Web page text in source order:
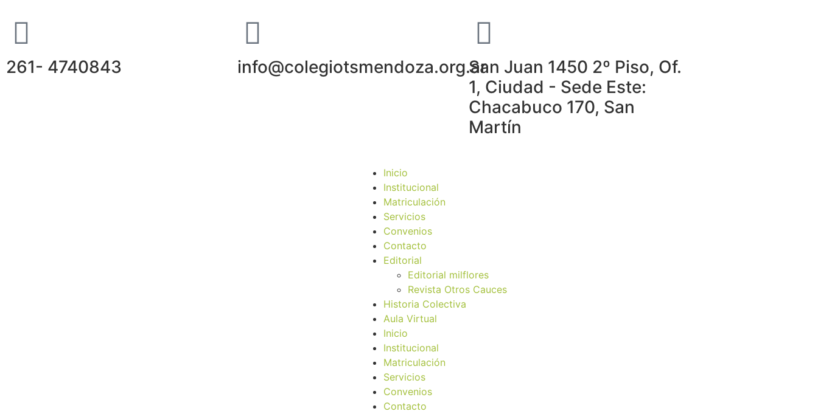
261- 4740843 info@colegiotsmendoza.org.arSan Juan 1450 2º Piso, Of.
1, Ciudad - Sede Este:
Chacabuco 170, San
Martín
Inicio
Institucional
Matriculación
Servicios
Convenios
Contacto
Editorial
Editorial milflores
Revista Otros Cauces
Historia Colectiva
Aula Virtual
Inicio
Institucional
Matriculación
Servicios
Convenios
Contacto